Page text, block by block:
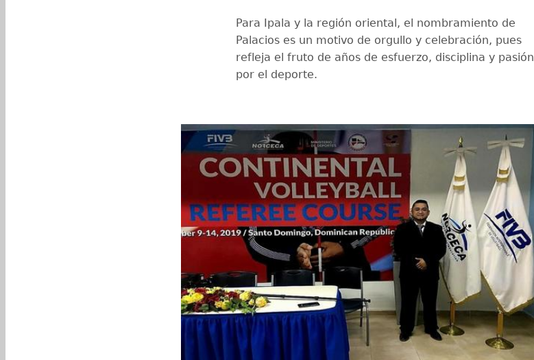
Para Ipala y la región oriental, el nombramiento de
Palacios es un motivo de orgullo y celebración, pues
refleja el fruto de años de esfuerzo, disciplina y pasión
por el deporte.